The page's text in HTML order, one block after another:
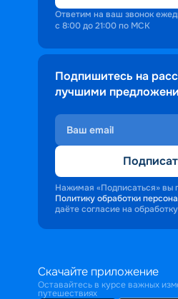
Ответим на ваш звонок
с 8:00 до 21:00 по МСК
Подпишитесь на
лучшими
Нажимая «Подписаться» вы
Политику обработки
даёте согласие на
Скачайте приложение
Оставайтесь в курсе важных
путешествиях